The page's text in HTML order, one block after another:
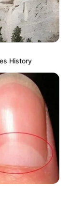
History